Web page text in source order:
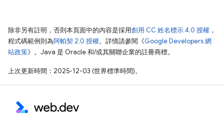
除非另有註明，否則本頁面中的內容是採用創用 CC 姓名標示 4.0 授權 ，
程式碼範例則為阿帕契 2.0 授權。詳情請參閱《Google Developers 網
站政策》。Java 是 Oracle 和/或其關聯企業的註冊商標。
上次更新時間：2025-12-03 (世界標準時間)。